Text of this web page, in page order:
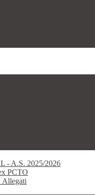
- A.S. 2025/2026
PCTO
Allegati